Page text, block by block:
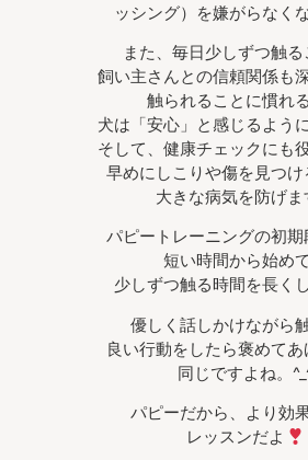
ッシング）を嫌がらなく
また、毎日少しずつ触る
飼い主さんとの信頼関係も
触られることに慣れる
犬は「安心」と感じるよう
そして、健康チェックにも
早めにしこりや傷を見つけ
大きな病気を防げま
パピートレーニングの初期
短い時間から始めて
少しずつ触る時間を長く
優しく話しかけながら触
良い行動をしたら褒めてあ
同じですよね。
パピーだから、より効
レッスンだよ